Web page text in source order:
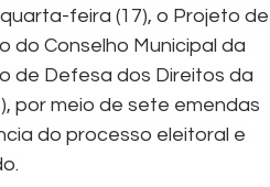
feira (17), o Projeto de
do Conselho Municipal da
de Defesa dos Direitos da
por meio de sete emendas
do processo eleitoral e